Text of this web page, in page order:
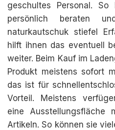
geschultes Personal.
persönlich beraten
naturkautschuk stiefel
hilft ihnen das eventuell
weiter. Beim Kauf im
Produkt meistens sofort
das ist für
Vorteil. Meistens
eine Ausstellungsfläche
Artikeln. So können sie